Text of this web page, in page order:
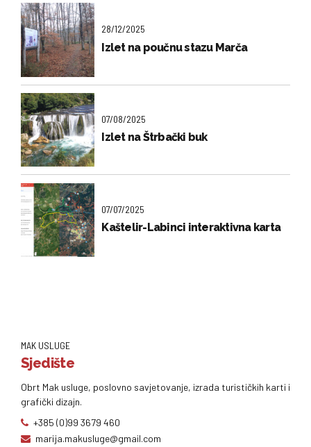
28/12/2025
Izlet na poučnu stazu Marča
07/08/2025
Izlet na Štrbački buk
07/07/2025
Kaštelir-Labinci interaktivna karta
MAK USLUGE
Sjedište
Obrt Mak usluge, poslovno savjetovanje, izrada turističkih karti i
grafički dizajn.
+385 (0)99 3679 460
marija.makusluge@gmail.com